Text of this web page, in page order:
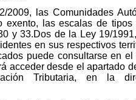
las Comunidades
exento, las escalas de
y 33.Dos de la Ley 19/
en sus respectivos
puede consultarse en
acceder desde el apartado
Tributaria, en la